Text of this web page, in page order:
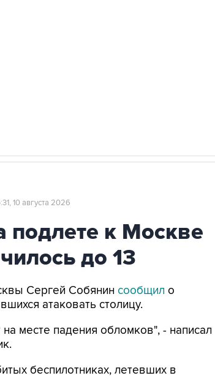
10 августа 2026
подлете к Москве
до 13
Сергей Собянин сообщил о
атаковать столицу.
месте падения обломков", - написал
беспилотниках, летевших в